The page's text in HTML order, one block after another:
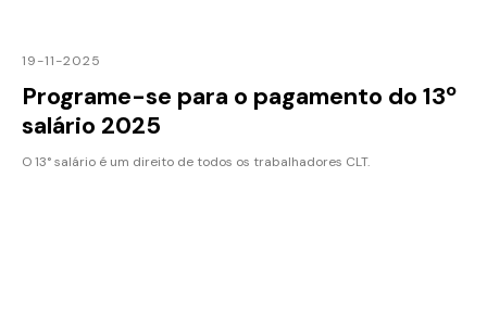
19-11-2025
Programe-se para o pagamento do 13º
salário 2025
O 13° salário é um direito de todos os trabalhadores CLT.